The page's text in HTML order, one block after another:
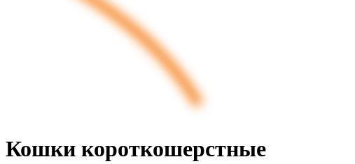
Кошки короткошерстные